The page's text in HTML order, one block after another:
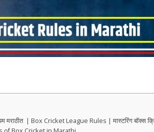
| Box Cricket League Rules | मास्टरिंग बॉक्स